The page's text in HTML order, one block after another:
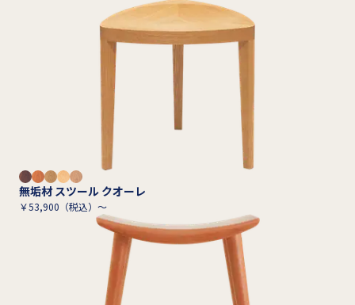
無垢材 スツール クオーレ
￥53,900（税込）～